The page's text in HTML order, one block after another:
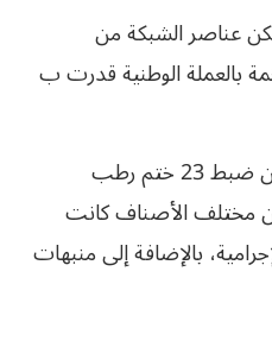
عناصر الشبكة من
بالعملة الوطنية قدرت ب
كما أسفرت العمليتان أيضا عن ضبط 23 ختم رطب
مركبات من مختلف الأصناف كانت
بالإضافة إلى منبهات